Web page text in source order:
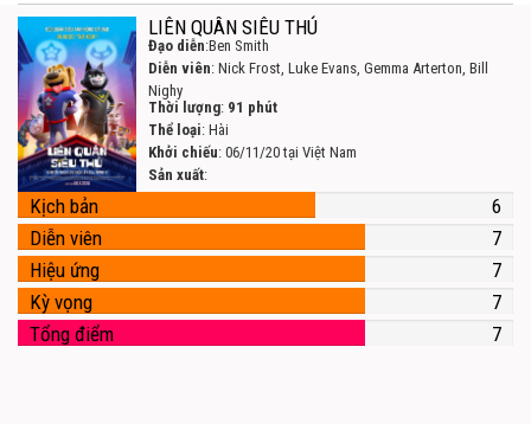
LIÊN QUÂN SIÊU THÚ
Đạo diễn:Ben Smith
Diễn viên: Nick Frost, Luke Evans, Gemma Arterton, Bill
Nighy
Thời lượng: 91 phút
Thể loại: Hài
Khởi chiếu: 06/11/20 tại Việt Nam
Sản xuất:
Kịch bản
6
Diễn viên
7
Hiệu ứng
7
Kỳ vọng
7
Tổng điểm
7